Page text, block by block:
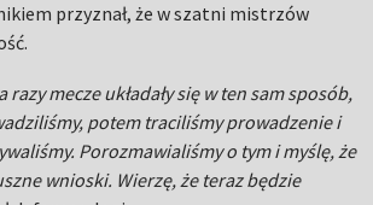
przyznał, że w szatni mistrzów
razy mecze układały się w ten sam sposób,
potem traciliśmy prowadzenie i
Porozmawialiśmy o tym i myślę, że
wnioski. Wierzę, że teraz będzie